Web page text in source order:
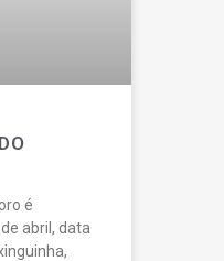
é
abril, data